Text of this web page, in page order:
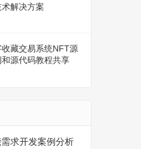
解决方案
藏交易系统NFT源
源代码教程共享
求开发案例分析